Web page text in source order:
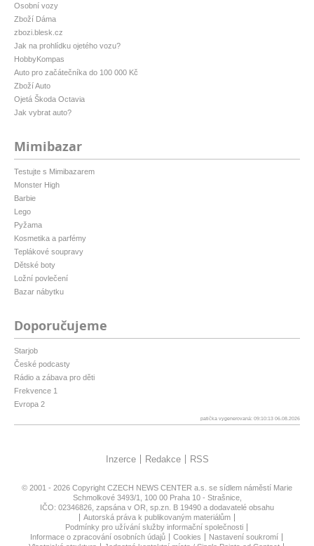
Osobní vozy
Zboží Dáma
zbozi.blesk.cz
Jak na prohlídku ojetého vozu?
HobbyKompas
Auto pro začátečníka do 100 000 Kč
Zboží Auto
Ojetá Škoda Octavia
Jak vybrat auto?
Mimibazar
Testujte s Mimibazarem
Monster High
Barbie
Lego
Pyžama
Kosmetika a parfémy
Teplákové soupravy
Dětské boty
Ložní povlečení
Bazar nábytku
Doporučujeme
Starjob
České podcasty
Rádio a zábava pro děti
Frekvence 1
Evropa 2
patička vygenerovaná: 09:10:13 06.08.2026
Inzerce Redakce RSS
© 2001 - 2026 Copyright CZECH NEWS CENTER a.s. se sídlem náměstí Marie
Schmolkové 3493/1, 100 00 Praha 10 - Strašnice,
IČO: 02346826, zapsána v OR, sp.zn. B 19490 a dodavatelé obsahu
Autorská práva k publikovaným materiálům
Podmínky pro užívání služby informační společnosti
Informace o zpracování osobních údajů
Cookies
Nastavení soukromí